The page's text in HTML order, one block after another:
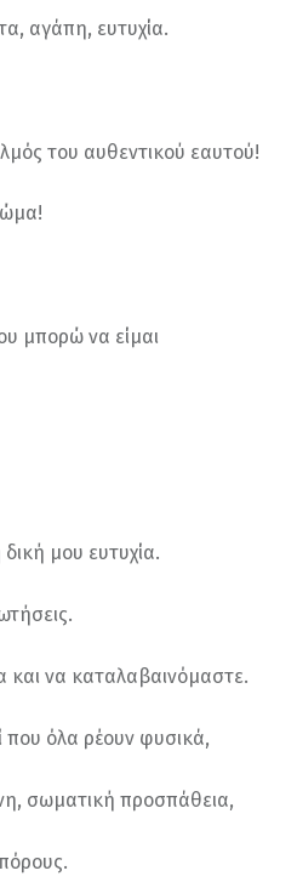
αγάπη, ευτυχία.
του αυθεντικού εαυτού!
μπορώ να είμαι
δική μου ευτυχία.
και να καταλαβαινόμαστε.
που όλα ρέουν φυσικά,
σωματική προσπάθεια,